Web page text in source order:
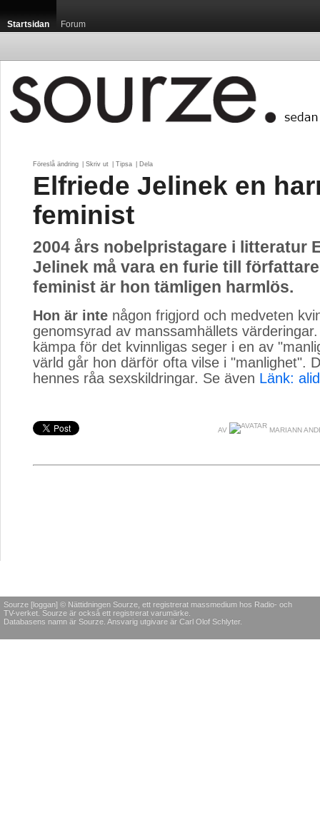
Startsidan Forum
Föreslå ändring Skriv ut Tipsa Dela
Elfriede Jelinek en
feminist
2004 års nobelpristagare i litteratur
Jelinek må vara en furie till
feminist är hon tämligen harmlös.
Hon är inte någon frigjord och medveten
genomsyrad av manssamhällets
kämpa för det kvinnligas seger i en av
värld går hon därför ofta vilse i "manlighet".
hennes råa sexskildringar. Se även Länk:
AV MARIANN
Sourze [loggan] © Nättidningen Sourze, ett registrerat massmedium hos Radio- och
TV-verket. Sourze är också ett registrerat varumärke.
Databasens namn är Sourze. Ansvarig utgivare är Carl Olof Schlyter.